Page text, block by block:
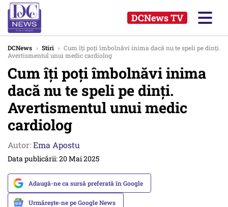
DCNews TV
DCNews › Stiri › Cum îți poți îmbolnăvi inima dacă nu te speli pe dinți.
Avertismentul unui medic cardiolog
Cum îți poți îmbolnăvi inima
dacă nu te speli pe dinți.
Avertismentul unui medic
cardiolog
Autor:Ema Apostu
Data publicării: 20 Mai 2025
Adaugă-ne ca sursă preferată în Google
Urmărește-ne pe Google News